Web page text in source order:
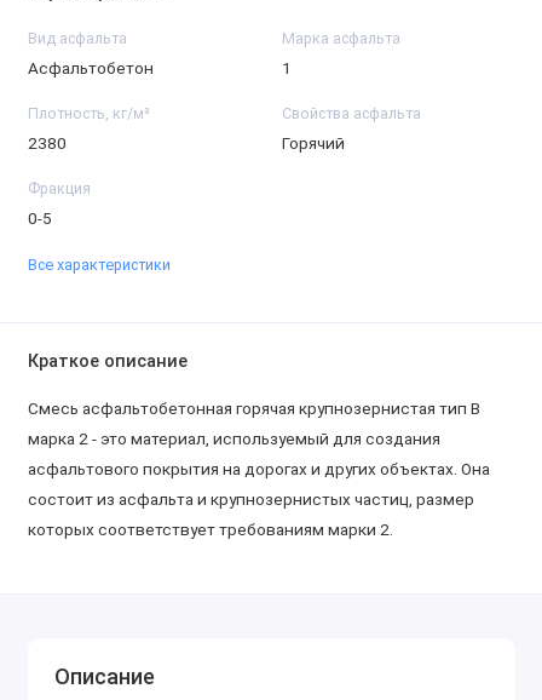
Вид асфальта
Асфальтобетон
Марка асфальта
1
Плотность, кг/м³
2380
Свойства асфальта
Горячий
Фракция
0-5
Все характеристики
Краткое описание
Смесь асфальтобетонная горячая крупнозернистая тип В
марка 2 - это материал, используемый для создания
асфальтового покрытия на дорогах и других объектах. Она
состоит из асфальта и крупнозернистых частиц, размер
которых соответствует требованиям марки 2.
Описание